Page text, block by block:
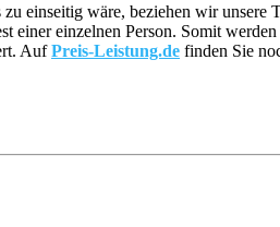
einseitig wäre, beziehen wir unsere
einer einzelnen Person. Somit
AufPreis-Leistung.de finden Sie